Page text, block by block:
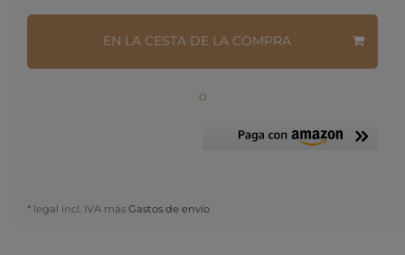
EN LA CESTA DE LA COMPRA
o
* legal incl. IVA más Gastos de envío